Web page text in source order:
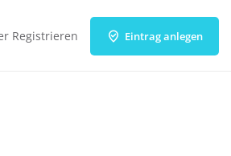
Registrieren Eintrag anlegen